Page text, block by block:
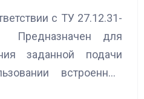
с ТУ 27.12.31-
Предназначен для
заданной подачи
встроенных